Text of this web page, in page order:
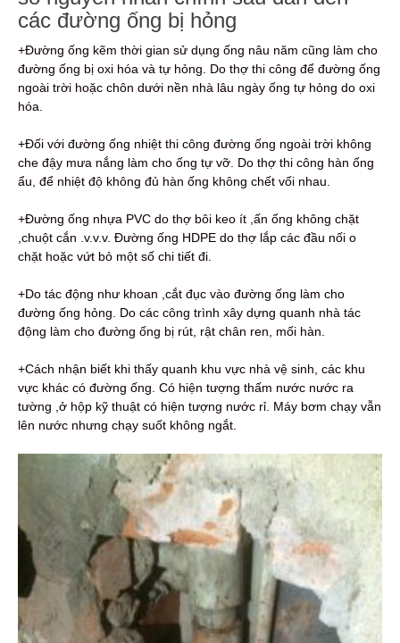
các đường ống bị hỏng
+Đường ống kẽm thời gian sử dụng ống nâu năm cũng làm cho
đường ống bị oxi hóa và tự hỏng. Do thợ thi công để đường ống
ngoài trời hoặc chôn dưới nền nhà lâu ngày ống tự hỏng do oxi
hóa.
+Đối với đường ống nhiệt thi công đường ống ngoài trời không
che đậy mưa nắng làm cho ống tự vỡ. Do thợ thi công hàn ống
ẩu, để nhiệt độ không đủ hàn ống không chết vối nhau.
+Đường ống nhựa PVC do thợ bôi keo ít ,ấn ống không chặt
,chuột cắn .v.v.v. Đường ống HDPE do thợ lắp các đầu nối o
chặt hoặc vứt bỏ một số chi tiết đi.
+Do tác động như khoan ,cắt đục vào đường ống làm cho
đường ống hỏng. Do các công trình xây dựng quanh nhà tác
động làm cho đường ống bị rút, rật chân ren, mối hàn.
+Cách nhận biết khi thấy quanh khu vực nhà vệ sinh, các khu
vực khác có đường ống. Có hiện tượng thấm nước nước ra
tường ,ở hộp kỹ thuật có hiện tượng nước rỉ. Máy bơm chạy vẫn
lên nước nhưng chạy suốt không ngắt.